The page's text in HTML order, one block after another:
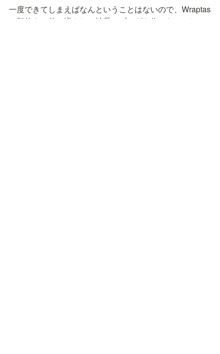
一度できてしまえばなんということはないので、Wraptas
の契約を２件に増やして社長のブログも作ったのでし